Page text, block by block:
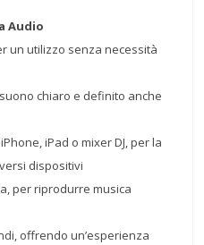
Audio
un utilizzo senza necessità
chiaro e definito anche
iPad o mixer DJ, per la
dispositivi
per riprodurre musica
offrendo un’esperienza